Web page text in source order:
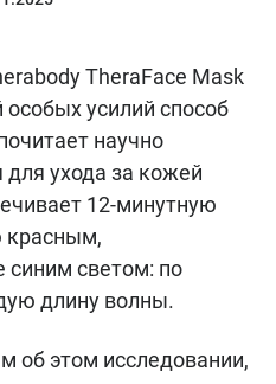
TheraFace Mask
усилий способ
научно
ухода за кожей
12-минутную
красным,
светом: по
длину волны.
об этом исследовании,